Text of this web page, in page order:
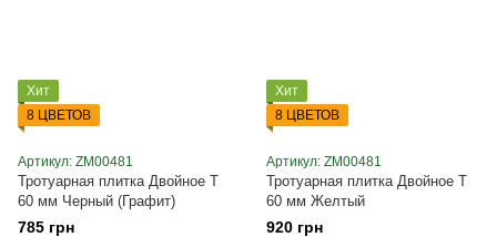
Хит
8 ЦВЕТОВ
Артикул: ZM00481
Тротуарная плитка Двойное Т
60 мм Черный (Графит)
785 грн
Хит
8 ЦВЕТОВ
Артикул: ZM00481
Тротуарная плитка Двойное Т
60 мм Желтый
920 грн